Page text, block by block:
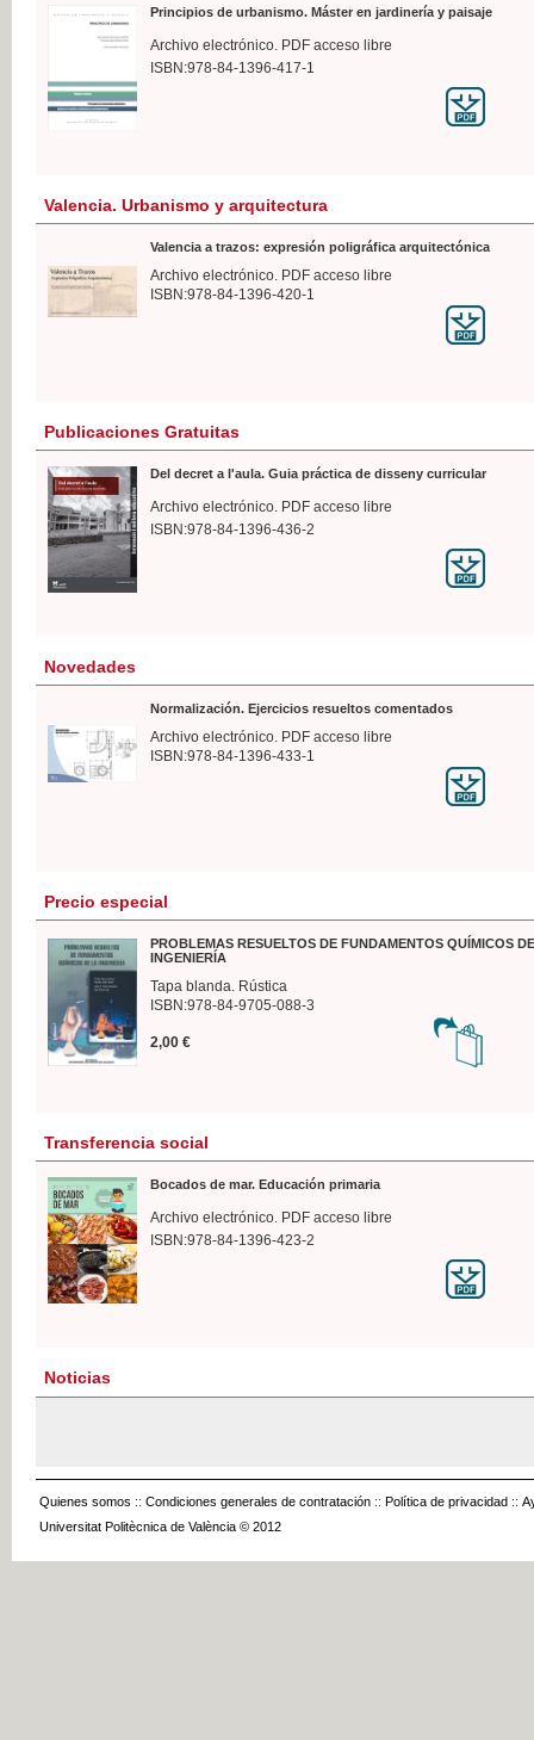
Principios de urbanismo. Máster en jardinería y paisaje
Archivo electrónico. PDF acceso libre
ISBN:978-84-1396-417-1
Valencia. Urbanismo y arquitectura
Valencia a trazos: expresión poligráfica arquitectónica
Archivo electrónico. PDF acceso libre
ISBN:978-84-1396-420-1
Publicaciones Gratuitas
Del decret a l'aula. Guia práctica de disseny curricular
Archivo electrónico. PDF acceso libre
ISBN:978-84-1396-436-2
Novedades
Normalización. Ejercicios resueltos comentados
Archivo electrónico. PDF acceso libre
ISBN:978-84-1396-433-1
Precio especial
PROBLEMAS RESUELTOS DE FUNDAMENTOS QUÍMICOS
INGENIERÍA
Tapa blanda. Rústica
ISBN:978-84-9705-088-3
2,00 €
Transferencia social
Bocados de mar. Educación primaria
Archivo electrónico. PDF acceso libre
ISBN:978-84-1396-423-2
Noticias
Quienes somos :: Condiciones generales de contratación :: Política de privacidad ::
Universitat Politècnica de València © 2012